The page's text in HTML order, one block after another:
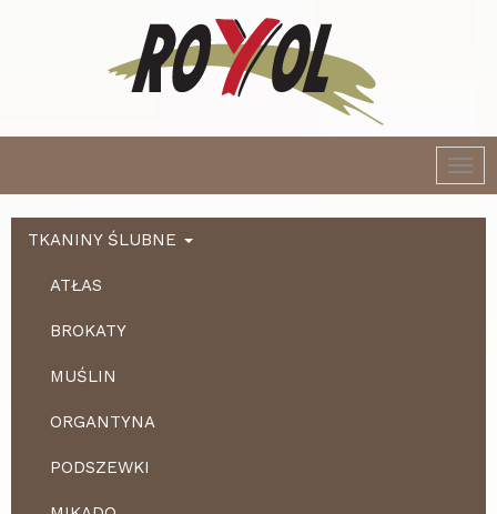
TKANINY ŚLUBNE
ATŁAS
BROKATY
MUŚLIN
ORGANTYNA
PODSZEWKI